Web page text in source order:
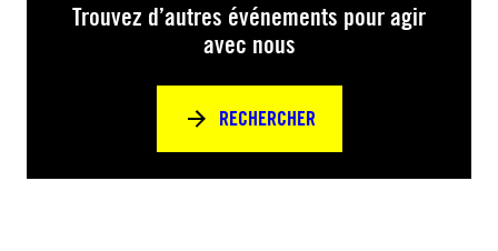
Trouvez d’autres événements pour agir
avec nous
RECHERCHER